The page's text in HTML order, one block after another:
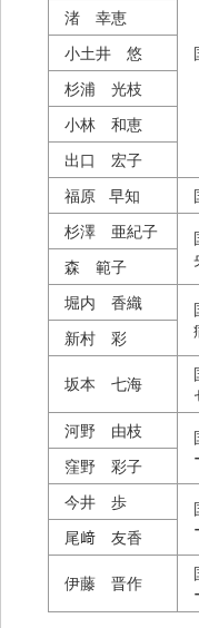
渚 幸恵
小土井 悠
杉浦 光枝
小林 和恵
出口 宏子
福原 早知
杉澤 亜紀子
森 範子
堀内 香織
新村 彩
坂本 七海
河野 由枝
窪野 彩子
今井 歩
尾﨑 友香
伊藤 晋作